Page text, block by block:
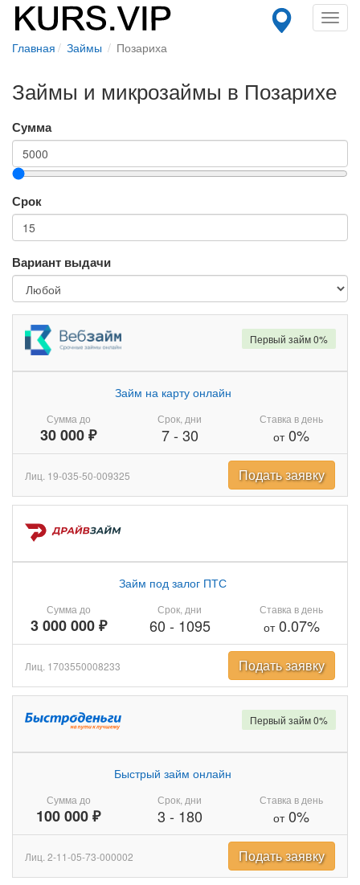
Главная Займы Позариха
Займы и микрозаймы в Позарихе
Сумма
Срок
Вариант выдачи
Сумма до
30 000 ₽
Займ на карту онлайн
Срок, дни
7- 30
Ставка в день
от0%
Первый займ 0%
Лиц. 19-035-50-009325 Подать заявку
Сумма до
3 000 000 ₽
Займ под залог ПТС
Срок, дни
60 - 1095
Ставка в день
от0.07%
Лиц. 1703550008233 Подать заявку
Сумма до
100 000 ₽
Быстрый займ онлайн
Срок, дни
3 - 180
Ставка в день
от0%
Первый займ 0%
Лиц. 2-11-05-73-000002 Подать заявку